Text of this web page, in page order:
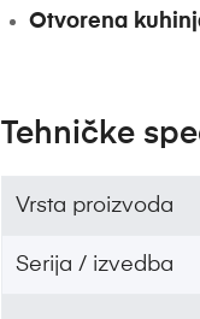
Otvorena
Tehničke
Vrsta proizvoda
Serija / izvedba